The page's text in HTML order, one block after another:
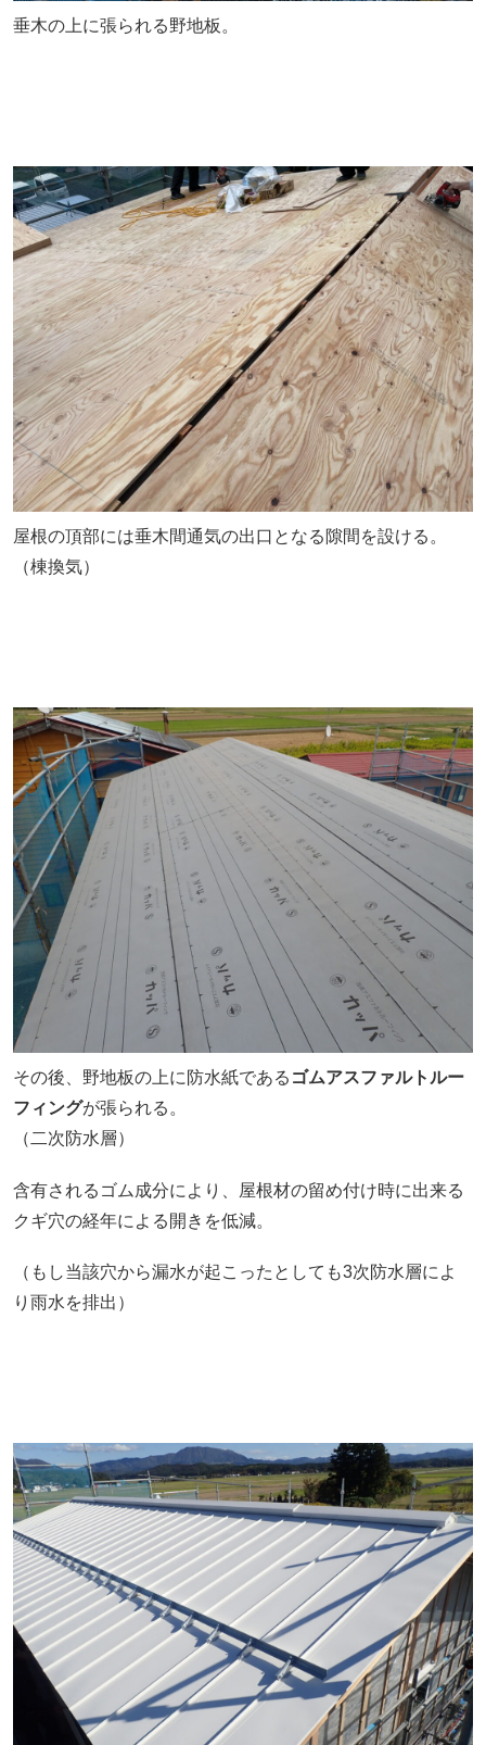
垂木の上に張られる野地板。
屋根の頂部には垂木間通気の出口となる隙間を設ける。
（棟換気）
その後、野地板の上に防水紙である ゴムアスファルトルー
フィングが張られる。
（二次防水層）
含有されるゴム成分により、屋根材の留め付け時に出来る
クギ穴の経年による開きを低減。
（もし当該穴から漏水が起こったとしても3次防水層によ
り雨水を排出）